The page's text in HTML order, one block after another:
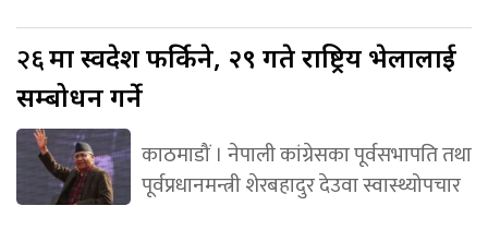
२६मा स्वदेश फर्किने, २९ गते राष्ट्रिय भेलालाई
सम्बोधन गर्ने
काठमाडौं । नेपाली कांग्रेसका पूर्वसभापति तथा
पूर्वप्रधानमन्त्री शेरबहादुर देउवा स्वास्थ्योपचार